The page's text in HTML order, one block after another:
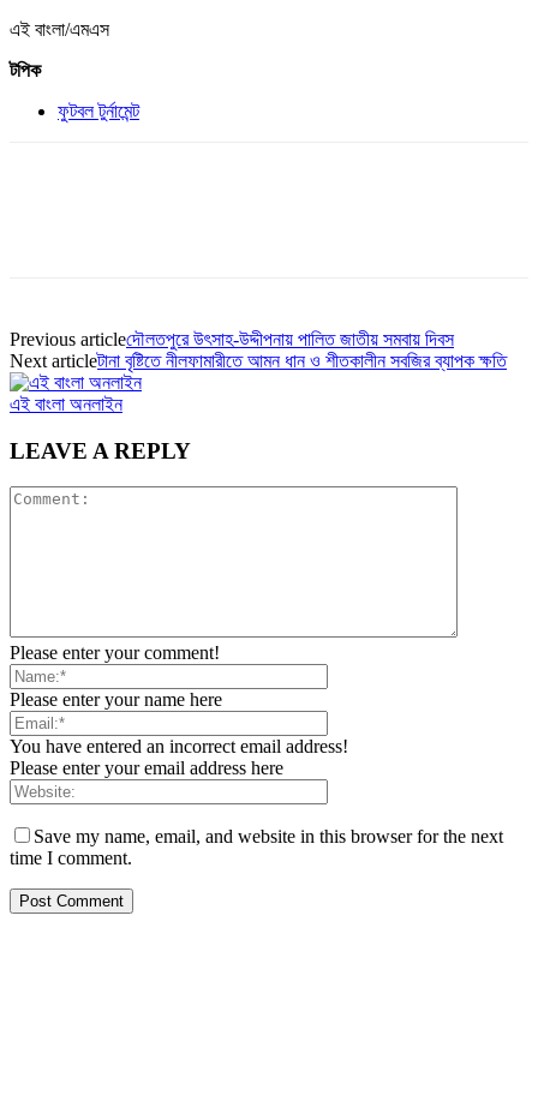
এই বাংলা/এমএস
টপিক
ফুটবল টুর্নামেন্ট
Previous articleদৌলতপুরে উৎসাহ-উদ্দীপনায় পালিত জাতীয় সমবায় দিবস
Next articleটানা বৃষ্টিতে নীলফামারীতে আমন ধান ও শীতকালীন সবজির ব্যাপক ক্ষতি
এই বাংলা অনলাইন
LEAVE A REPLY
Please enter your comment!
Please enter your name here
You have entered an incorrect email address!
Please enter your email address here
Save my name, email, and website in this browser for the next
time I comment.